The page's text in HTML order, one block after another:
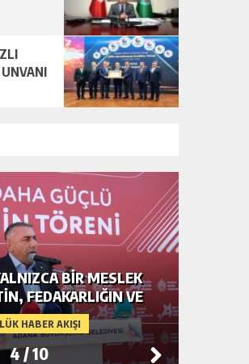
GÜNLÜK HABER AKIŞI
YER ALTI SULARI
KÖYÜ SANAYİ SUYU
5/10